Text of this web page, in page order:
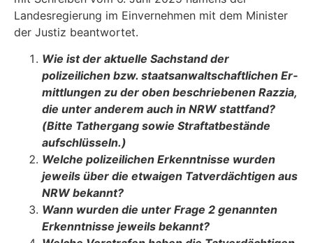
Landesregierung im Einvernehmen mit dem Minister
der Justiz beantwortet.
Wie ist der aktuelle Sachstand der
polizeilichen bzw. staatsanwaltschaftlichen Er­
mittlungen zu der oben beschriebenen Razzia,
die unter anderem auch in NRW stattfand?
(Bitte Tathergang sowie Straftatbestände
aufschlüsseln.)
Welche polizeilichen Erkenntnisse wurden
jeweils über die etwaigen Tatverdäch­tigen aus
NRW bekannt?
Wann wurden die unter Frage 2 genannten
Erkenntnisse jeweils bekannt?